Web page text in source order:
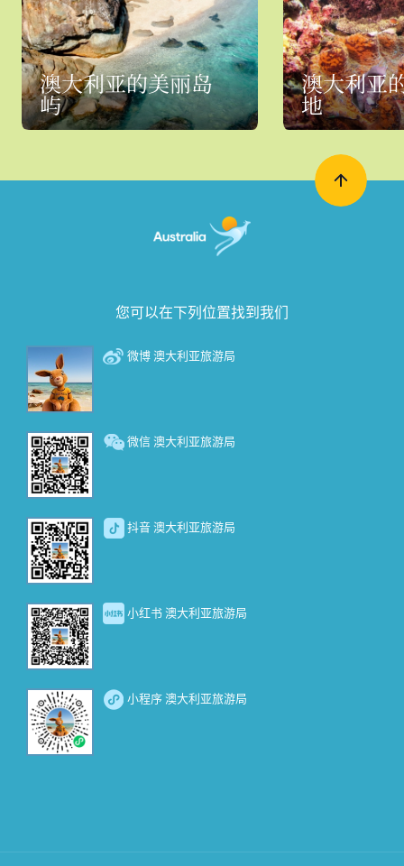
澳大利亚的美丽岛
屿
澳大利亚
地
您可以在下列位置找到我们
微博 澳大利亚旅游局
微信 澳大利亚旅游局
抖音 澳大利亚旅游局
小红书 澳大利亚旅游局
小程序 澳大利亚旅游局